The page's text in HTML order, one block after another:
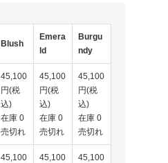
Blush
Emera
ld
Burgu
ndy
45,100
円(税
込)
在庫 0
売切れ
45,100
円(税
込)
在庫 0
売切れ
45,100
円(税
込)
在庫 0
売切れ
45,100
45,100
45,100